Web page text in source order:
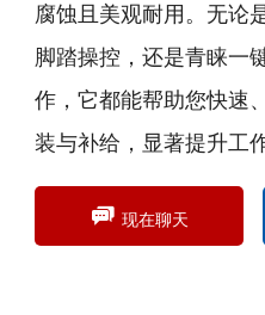
腐蚀且美观耐用。无论
脚踏操控，还是青睐一
作，它都能帮助您快速
装与补给，显著提升工
现在聊天